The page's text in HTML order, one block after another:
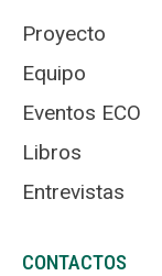
Proyecto
Equipo
Eventos ECO
Libros
Entrevistas
CONTACTOS